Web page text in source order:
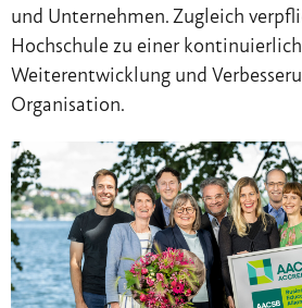
und Unternehmen. Zugleich
Hochschule zu einer
Weiterentwicklung und
Organisation.